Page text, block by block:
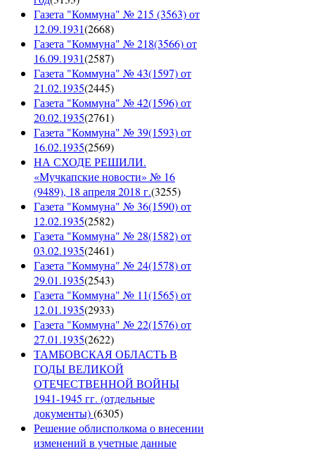
Газета "Коммуна" № 215 (3563) от
12.09.1931(2668)
Газета "Коммуна" № 218(3566) от
16.09.1931(2587)
Газета "Коммуна" № 43(1597) от
21.02.1935(2445)
Газета "Коммуна" № 42(1596) от
20.02.1935(2761)
Газета "Коммуна" № 39(1593) от
16.02.1935(2569)
НА СХОДЕ РЕШИЛИ.
«Мучкапские новости» № 16
(9489), 18 апреля 2018 г.(3255)
Газета "Коммуна" № 36(1590) от
12.02.1935(2582)
Газета "Коммуна" № 28(1582) от
03.02.1935(2461)
Газета "Коммуна" № 24(1578) от
29.01.1935(2543)
Газета "Коммуна" № 11(1565) от
12.01.1935(2933)
Газета "Коммуна" № 22(1576) от
27.01.1935(2622)
ТАМБОВСКАЯ ОБЛАСТЬ В
ГОДЫ ВЕЛИКОЙ
ОТЕЧЕСТВЕННОЙ ВОЙНЫ
1941-1945 гг. (отдельные
документы)(6305)
Решение облисполкома о внесении
изменений в учетные данные